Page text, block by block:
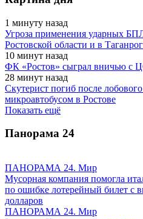
1 минуту назад
Угроза применения ударных
Ростовской области и в
10 минут назад
ФК «Ростов» сыграл вничью с
28 минут назад
Скутерист погиб после
микроавтобусом в Ростове
Показать ещё
Панорама 24
ПАНОРАМА 24. Мир
Мусорная компания помогла
по ошибке лотерейный билет с
долларов
ПАНОРАМА 24. Мир